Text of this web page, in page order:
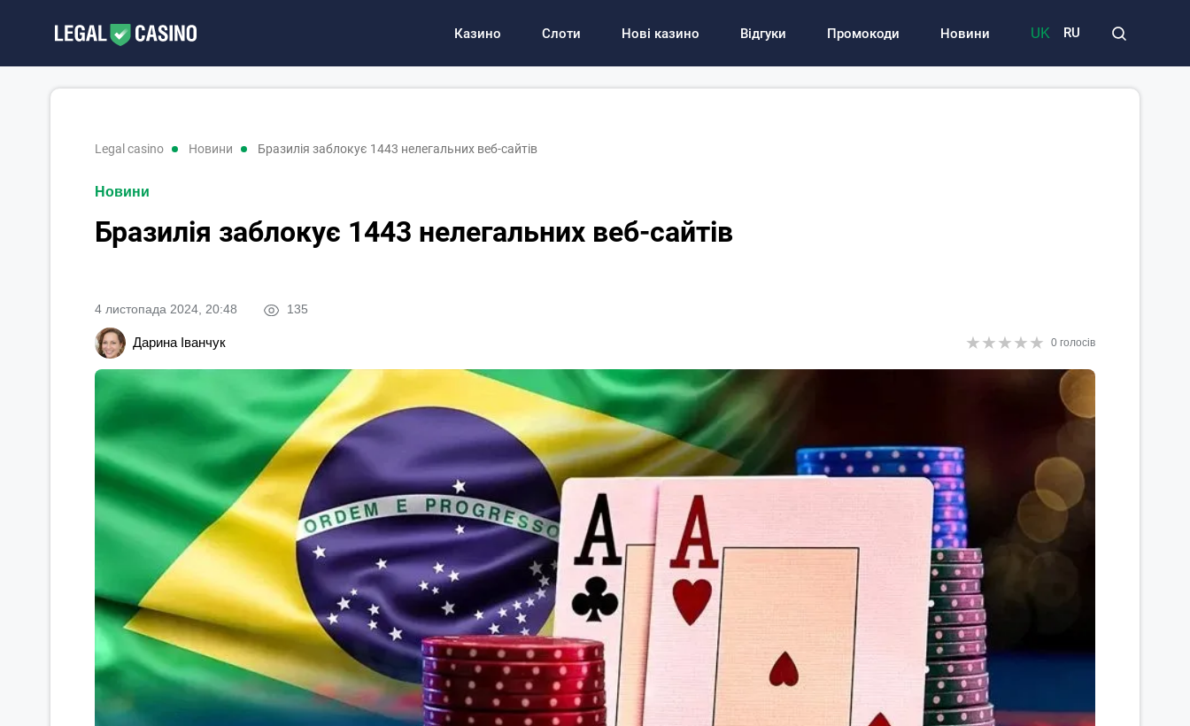
Казино Слоти Нові казино Відгуки Промокоди Новини UK RU
legal casino новини Бразилія заблокує 1443 нелегальних веб-сайтів
Новини
Бразилія заблокує 1443 нелегальних веб-сайтів
4 листопада 2024, 20:48 135
Дарина Іванчук ★★★★★
★★★★★ 0 голосів